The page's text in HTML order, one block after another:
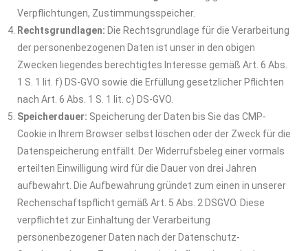
Verpflichtungen, Zustimmungsspeicher.
Rechtsgrundlagen: Die Rechtsgrundlage für die Verarbeitung
der personenbezogenen Daten ist unser in den obigen
Zwecken liegendes berechtigtes Interesse gemäß Art. 6 Abs.
1 S. 1 lit. f) DS-GVO sowie die Erfüllung gesetzlicher Pflichten
nach Art. 6 Abs. 1 S. 1 lit. c) DS-GVO.
Speicherdauer: Speicherung der Daten bis Sie das CMP-
Cookie in Ihrem Browser selbst löschen oder der Zweck für die
Datenspeicherung entfällt. Der Widerrufsbeleg einer vormals
erteilten Einwilligung wird für die Dauer von drei Jahren
aufbewahrt. Die Aufbewahrung gründet zum einen in unserer
Rechenschaftspflicht gemäß Art. 5 Abs. 2 DSGVO. Diese
verpflichtet zur Einhaltung der Verarbeitung
personenbezogener Daten nach der Datenschutz-